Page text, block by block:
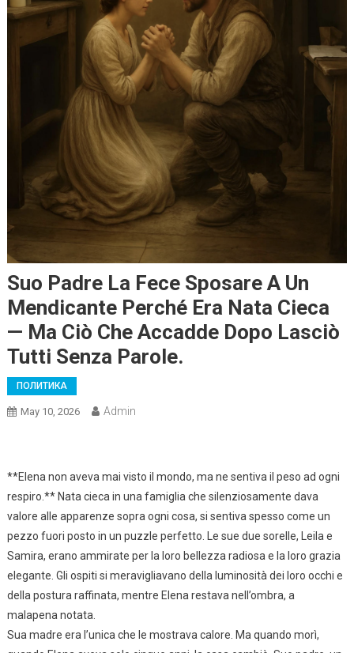
Suo Padre La Fece Sposare A Un
Mendicante Perché Era Nata Cieca
— Ma Ciò Che Accadde Dopo Lasciò
Tutti Senza Parole.
ПОЛИТИКА
May 10, 2026 Admin
**Elena non aveva mai visto il mondo, ma ne sentiva il peso ad ogni
respiro.** Nata cieca in una famiglia che silenziosamente dava
valore alle apparenze sopra ogni cosa, si sentiva spesso come un
pezzo fuori posto in un puzzle perfetto. Le sue due sorelle, Leila e
Samira, erano ammirate per la loro bellezza radiosa e la loro grazia
elegante. Gli ospiti si meravigliavano della luminosità dei loro occhi e
della postura raffinata, mentre Elena restava nell’ombra, a
malapena notata.
Sua madre era l’unica che le mostrava calore. Ma quando morì,